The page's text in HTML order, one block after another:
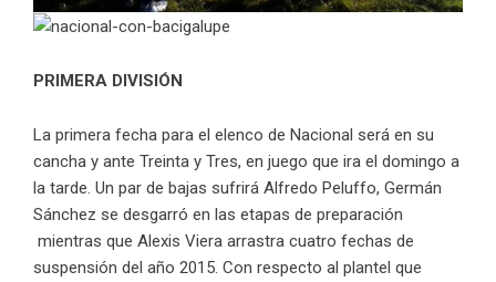
PRIMERA DIVISIÓN
La primera fecha para el elenco de Nacional será en su
cancha y ante Treinta y Tres, en juego que ira el domingo a
la tarde. Un par de bajas sufrirá Alfredo Peluffo, Germán
Sánchez se desgarró en las etapas de preparación
mientras que Alexis Viera arrastra cuatro fechas de
suspensión del año 2015. Con respecto al plantel que